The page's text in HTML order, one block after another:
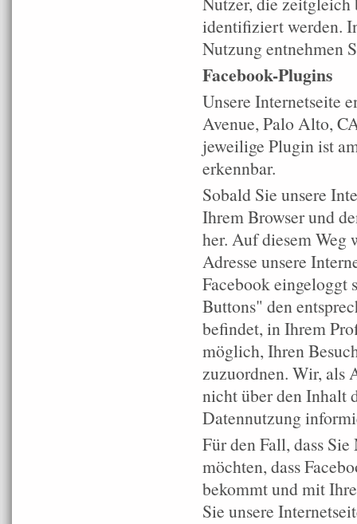
identifiziert werden.
Nutzung entnehmen
Facebook-Plugins
Unsere Internetseite
Avenue, Palo Alto,
jeweilige Plugin ist
erkennbar.
Sobald Sie unsere
Ihrem Browser und
her. Auf diesem Weg
Adresse unsere
Facebook eingeloggt
Buttons" den
befindet, in Ihrem
möglich, Ihren
zuzuordnen. Wir, als
nicht über den Inhalt
Datennutzung
Für den Fall, dass
möchten, dass
bekommt und mit
Sie unsere